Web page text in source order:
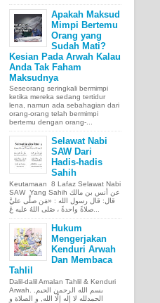
Apakah Maksud
Mimpi Bertemu
Orang yang
Sudah Mati?
Kesian Pada Arwah Kalau
Anda Tak Faham
Maksudnya
Seseorang seringkali bermimpi
ketika mereka sedang tertidur
lena, namun ada sebahagian dari
orang-orang telah bermimpi
bertemu dengan orang-...
Selawat Nabi
SAW Dari
Hadis-hadis
Sahih
Keutamaan 8 Lafaz Selawat Nabi
SAW Yang Sahih عن أنس بن مالك
قال: قال رسول الله : «مَن صلَّى عليَّ
Hukum
Mengerjakan
Kenduri Arwah
Dan Membaca
Tahlil
Dalil-dalil Amalan Tahlil & Kenduri
Arwah. بسم الله الرحمن الحيم.
الحمدلله لا إله إلّا الله, و الصلاة و